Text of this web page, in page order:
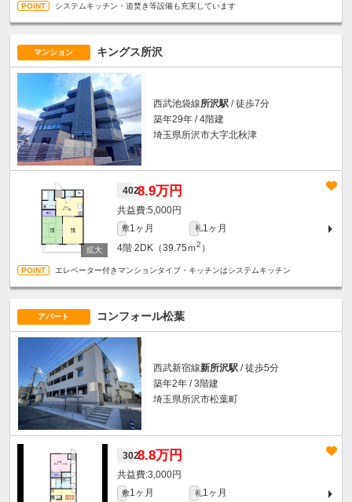
システムキッチン・追焚き等設備も充実しています
マンション キングス所沢
西武池袋線所沢駅 / 徒歩7分
築年29年 / 4階建
埼玉県所沢市大字北秋津
4028.9万円
5,000円
敷1ヶ月 礼1ヶ月
4階 2DK（39.75ｍ2 ）
エレベーター付きマンションタイプ・キッチンはシステムキッチン
アパート コンフォール松葉
西武新宿線新所沢駅 / 徒歩5分
築年2年 / 3階建
埼玉県所沢市松葉町
3028.8万円
3,000円
敷1ヶ月 礼1ヶ月